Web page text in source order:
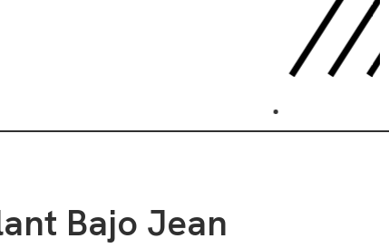
Bajo Jean